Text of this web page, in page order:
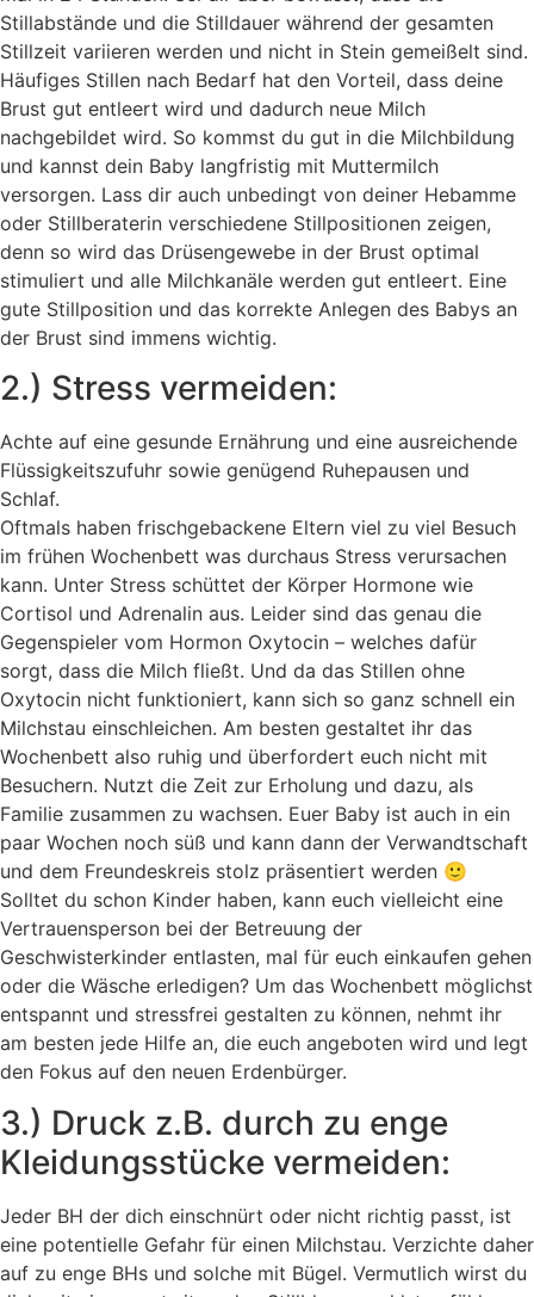
Stillabstände und die Stilldauer während der gesamten
Stillzeit variieren werden und nicht in Stein gemeißelt sind.
Häufiges Stillen nach Bedarf hat den Vorteil, dass deine
Brust gut entleert wird und dadurch neue Milch
nachgebildet wird. So kommst du gut in die Milchbildung
und kannst dein Baby langfristig mit Muttermilch
versorgen. Lass dir auch unbedingt von deiner Hebamme
oder Stillberaterin verschiedene Stillpositionen zeigen,
denn so wird das Drüsengewebe in der Brust optimal
stimuliert und alle Milchkanäle werden gut entleert. Eine
gute Stillposition und das korrekte Anlegen des Babys an
der Brust sind immens wichtig.
2.) Stress vermeiden:
Achte auf eine gesunde Ernährung und eine ausreichende
Flüssigkeitszufuhr sowie genügend Ruhepausen und
Schlaf.
Oftmals haben frischgebackene Eltern viel zu viel Besuch
im frühen Wochenbett was durchaus Stress verursachen
kann. Unter Stress schüttet der Körper Hormone wie
Cortisol und Adrenalin aus. Leider sind das genau die
Gegenspieler vom Hormon Oxytocin – welches dafür
sorgt, dass die Milch fließt. Und da das Stillen ohne
Oxytocin nicht funktioniert, kann sich so ganz schnell ein
Milchstau einschleichen. Am besten gestaltet ihr das
Wochenbett also ruhig und überfordert euch nicht mit
Besuchern. Nutzt die Zeit zur Erholung und dazu, als
Familie zusammen zu wachsen. Euer Baby ist auch in ein
paar Wochen noch süß und kann dann der Verwandtschaft
und dem Freundeskreis stolz präsentiert werden 🙂
Solltet du schon Kinder haben, kann euch vielleicht eine
Vertrauensperson bei der Betreuung der
Geschwisterkinder entlasten, mal für euch einkaufen gehen
oder die Wäsche erledigen? Um das Wochenbett möglichst
entspannt und stressfrei gestalten zu können, nehmt ihr
am besten jede Hilfe an, die euch angeboten wird und legt
den Fokus auf den neuen Erdenbürger.
3.) Druck z.B. durch zu enge
Kleidungsstücke vermeiden:
Jeder BH der dich einschnürt oder nicht richtig passt, ist
eine potentielle Gefahr für einen Milchstau. Verzichte daher
auf zu enge BHs und solche mit Bügel. Vermutlich wirst du